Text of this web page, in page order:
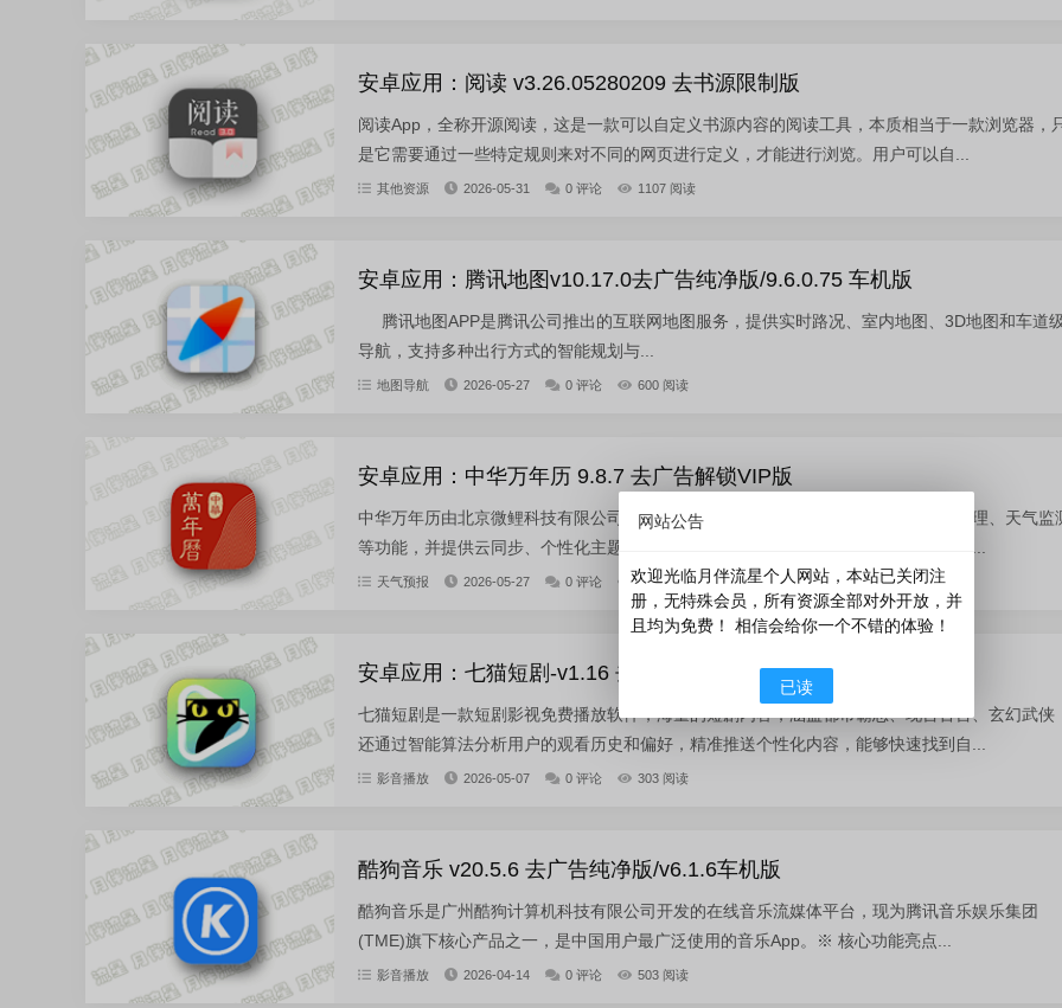
安卓应用：阅读 v3.26.05280209 去书源限制版
阅读App，全称开源阅读，这是一款可以自定义书源内容的阅读工具，本质相当于一款浏览器，
是它需要通过一些特定规则来对不同的网页进行定义，才能进行浏览。用户可以自...
其他资源 2026-05-31 0 评论 1107 阅读
安卓应用：腾讯地图v10.17.0去广告纯净版/9.6.0.75 车机版
腾讯地图APP是腾讯公司推出的互联网地图服务，提供实时路况、室内地图、3D地图和车道
导航，支持多种出行方式的智能规划与...
地图导航 2026-05-27 0 评论 600 阅读
安卓应用：中华万年历 9.8.7 去广告解锁VIP版
中华万年历由北京微鲤科技有限公司开发，传统黄历为基础，整合农历查询、日程管理、天气监
等功能，并提供云同步、个性化主题订阅及生活资讯服务，覆盖污染提醒、生理周期...
天气预报 2026-05-27 0 评论 1603 阅读
安卓应用：七猫短剧-v1.16 去广告版
七猫短剧是一款短剧影视免费播放软件，海量的短剧内容，涵盖都市霸总、现言古言、玄幻武侠
还通过智能算法分析用户的观看历史和偏好，精准推送个性化内容，能够快速找到自...
影音播放 2026-05-07 0 评论 303 阅读
酷狗音乐 v20.5.6 去广告纯净版/v6.1.6车机版
酷狗音乐是广州酷狗计算机科技有限公司开发的在线音乐流媒体平台，现为腾讯音乐娱乐集团
(TME)旗下核心产品之一，是中国用户最广泛使用的音乐App。※ 核心功能亮点...
影音播放 2026-04-14 0 评论 503 阅读
网站公告
欢迎光临月伴流星个人网站，本站已关闭注
册，无特殊会员，所有资源全部对外开放，并
且均为免费！ 相信会给你一个不错的体验！
已读